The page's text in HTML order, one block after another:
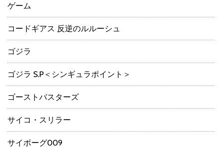
ゲーム
コードギアス 反逆のルルーシュ
ゴジラ
ゴジラ S.P＜シンギュラポイント＞
ゴーストバスターズ
サイコ・スリラー
サイボーグ009